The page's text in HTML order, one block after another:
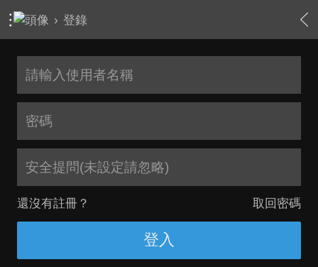
› 登錄
安全提問(未設定請忽略)
還沒有註冊？ 取回密碼
登入